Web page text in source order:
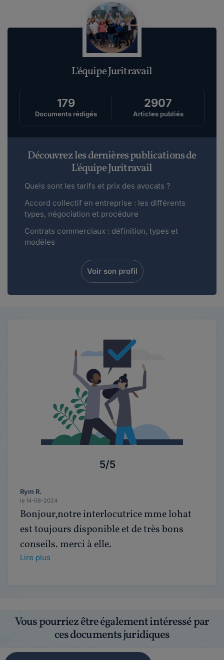
L'équipe Juritravail
179
Documents rédigés
2907
Articles publiés
Découvrez les dernières publications de
L'équipe Juritravail
Quels sont les tarifs et prix des avocats ?
Accord collectif en entreprise : les différents
types, négociation et procédure
Contrats commerciaux : définition, types et
modèles
Voir son profil
5/5
Rym R.
le 14-08-2024
Bonjour,notre interlocutrice mme lohat
est toujours disponible et de très bons
conseils. merci à elle.
Lire plus
Vous pourriez être également intéressé par
ces documents juridiques